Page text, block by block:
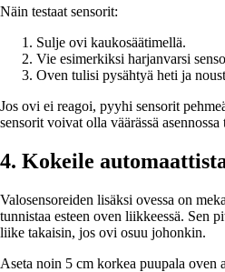
Näin testaat sensorit:
Sulje ovi kaukosäätimellä.
Vie esimerkiksi harjanvarsi
Oven tulisi pysähtyä heti ja
Jos ovi ei reagoi, pyyhi sensorit
sensorit voivat olla väärässä
4. Kokeile
Valosensoreiden lisäksi ovessa on
tunnistaa esteen oven liikkeessä. Sen
liike takaisin, jos ovi osuu johonkin.
Aseta noin 5 cm korkea puupala